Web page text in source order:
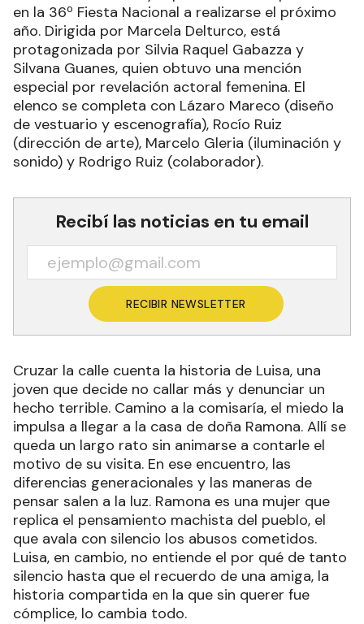
en la 36º Fiesta Nacional a realizarse el próximo
año. Dirigida por Marcela Delturco, está
protagonizada por Silvia Raquel Gabazza y
Silvana Guanes, quien obtuvo una mención
especial por revelación actoral femenina. El
elenco se completa con Lázaro Mareco (diseño
de vestuario y escenografía), Rocío Ruiz
(dirección de arte), Marcelo Gleria (iluminación y
sonido) y Rodrigo Ruiz (colaborador).
Recibí las noticias en tu email
RECIBIR NEWSLETTER
Cruzar la calle cuenta la historia de Luisa, una
joven que decide no callar más y denunciar un
hecho terrible. Camino a la comisaría, el miedo la
impulsa a llegar a la casa de doña Ramona. Allí se
queda un largo rato sin animarse a contarle el
motivo de su visita. En ese encuentro, las
diferencias generacionales y las maneras de
pensar salen a la luz. Ramona es una mujer que
replica el pensamiento machista del pueblo, el
que avala con silencio los abusos cometidos.
Luisa, en cambio, no entiende el por qué de tanto
silencio hasta que el recuerdo de una amiga, la
historia compartida en la que sin querer fue
cómplice, lo cambia todo.